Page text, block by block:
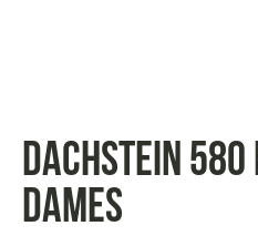
Dachstein
dames